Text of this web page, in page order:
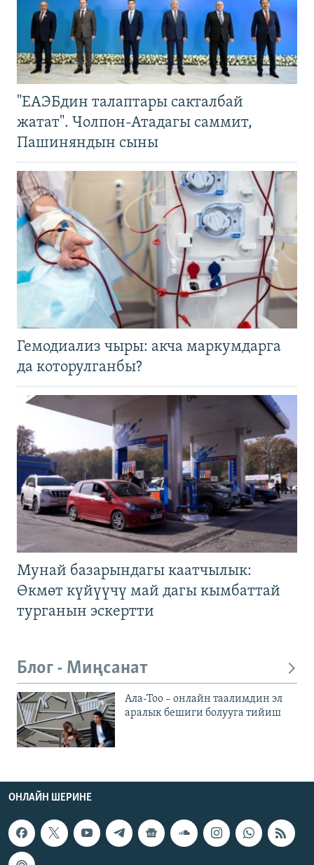
"ЕАЭБдин талаптары сакталбай
жатат". Чолпон-Атадагы саммит,
Пашиняндын сыны
Гемодиализ чыры: акча маркумдарга
да которулганбы?
Мунай базарындагы каатчылык:
Өкмөт күйүүчү май дагы кымбаттай
турганын эскертти
Блог - Миңсанат
Ала-Тоо – онлайн таалимдин эл
аралык бешиги болууга тийиш
ОНЛАЙН ШЕРИНЕ